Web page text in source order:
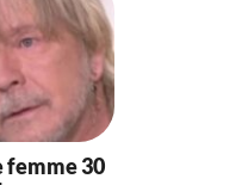
femme 30